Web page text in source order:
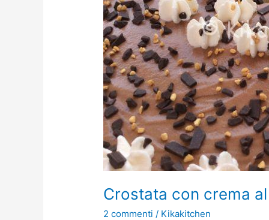
Crostata con crema
2 commenti / Kikakitchen